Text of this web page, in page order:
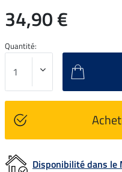
34,90 €
Quantité:
Disponibilité dans le